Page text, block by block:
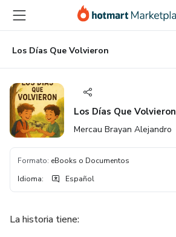
principal
página
de
página
Los Días Que Volvieron
Los Días Que Volvieron
Mercau Brayan Alejandro
Formato: eBooks o Documentos
Idioma: Español
La historia tiene: